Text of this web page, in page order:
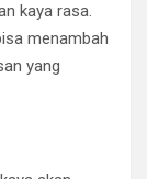
kaya rasa.
menambah
yang